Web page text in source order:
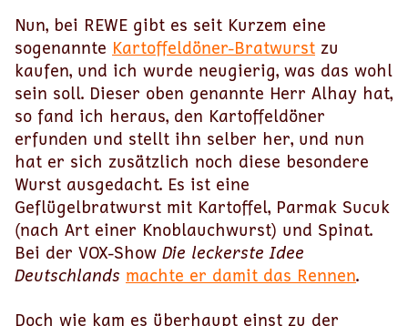
Nun, bei REWE gibt es seit Kurzem eine
sogenannte Kartoffeldöner-Bratwurst zu
kaufen, und ich wurde neugierig, was das wohl
sein soll. Dieser oben genannte Herr Alhay hat,
so fand ich heraus, den Kartoffeldöner
erfunden und stellt ihn selber her, und nun
hat er sich zusätzlich noch diese besondere
Wurst ausgedacht. Es ist eine
Geflügelbratwurst mit Kartoffel, Parmak Sucuk
(nach Art einer Knoblauchwurst) und Spinat.
Bei der VOX-Show Die leckerste Idee
Deutschlands machte er damit das Rennen.
Doch wie kam es überhaupt einst zu der